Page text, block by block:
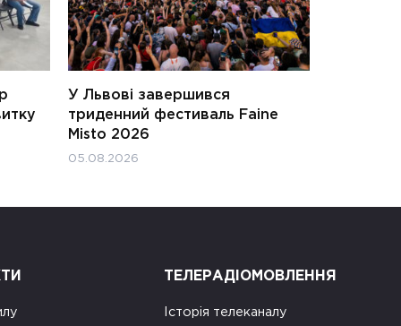
У Львові завершився
триденний фестиваль Faine
Misto 2026
05.08.2026
ТЕЛЕРАДІОМОВЛЕННЯ
Історія телеканалу